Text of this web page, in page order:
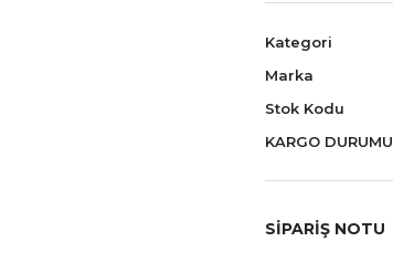
Kategori
Marka
Stok Kodu
KARGO DURUMU
SİPARİŞ NOTU